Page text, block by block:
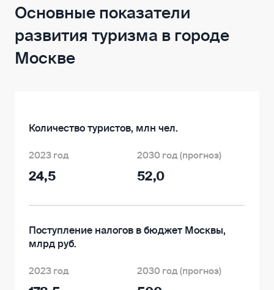
Основные показатели
развития туризма в городе
Москве
Количество туристов, млн чел.
2023 год
24,5
2030 год (прогноз)
52,0
Поступление налогов в бюджет Москвы,
млрд руб.
2023 год 2030 год (прогноз)